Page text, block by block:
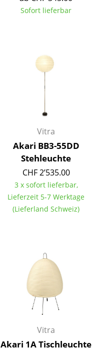
Sofort lieferbar
Vitra
Akari BB3-55DD
Stehleuchte
CHF 2’535.00
3 x sofort lieferbar,
Lieferzeit 5-7 Werktage
(Lieferland Schweiz)
Vitra
Akari 1A Tischleuchte